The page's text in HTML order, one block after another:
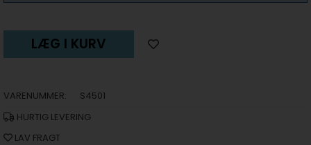
LÆG I KURV
VARENUMMER:
S4501
HURTIG LEVERING
LAV FRAGT